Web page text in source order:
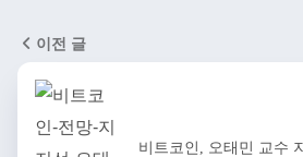
이전 글
비트코인, 오태민 교수